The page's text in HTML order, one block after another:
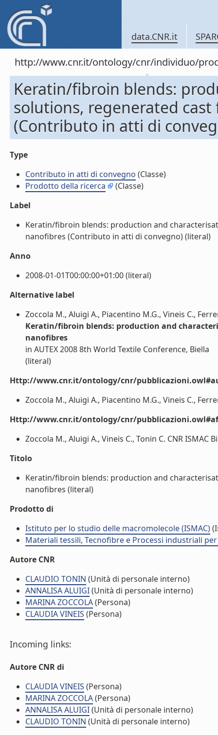
data.CNR.it
http://www.cnr.it/ontology/cnr/individuo/
Keratin/fibroin blends:
solutions, regenerated
(Contributo in atti di
Type
Contributo in atti di convegno (Classe)
Prodotto della ricerca
(Classe)
Label
Keratin/fibroin blends: production and
nanofibres (Contributo in atti di convegno) (literal)
Anno
2008-01-01T00:00:00+01:00 (literal)
Alternative label
Zoccola M., Aluigi A., Piacentino M.G., Vineis C.,
Keratin/fibroin blends: production and
nanofibres
in AUTEX 2008 8th World Textile Conference, Biella
(literal)
Http://www.cnr.it/ontology/cnr/
Zoccola M., Aluigi A., Piacentino M.G., Vineis C.,
Http://www.cnr.it/ontology/cnr/
Zoccola M., Aluigi A., Vineis C., Tonin C. CNR
Titolo
Keratin/fibroin blends: production and
nanofibres (literal)
Prodotto di
Istituto per lo studio delle macromolecole (ISMAC)
Materiali tessili, Tecnofibre e Processi industriali per
Autore CNR
CLAUDIO TONIN (Unità di personale interno)
ANNALISA ALUIGI(Unità di personale interno)
MARINA ZOCCOLA(Persona)
CLAUDIA VINEIS (Persona)
Incoming links:
Autore CNR di
CLAUDIA VINEIS (Persona)
MARINA ZOCCOLA(Persona)
ANNALISA ALUIGI(Unità di personale interno)
CLAUDIO TONIN (Unità di personale interno)